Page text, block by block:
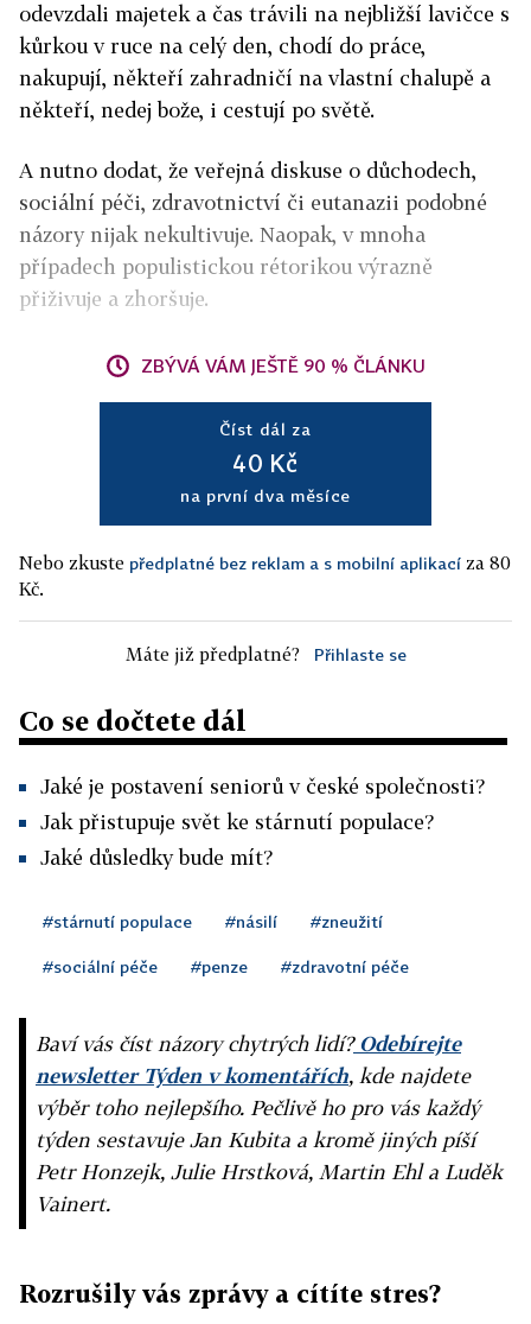
odevzdali majetek a čas trávili na nejbližší lavičce s
kůrkou v ruce na celý den, chodí do práce,
nakupují, někteří zahradničí na vlastní chalupě a
někteří, nedej bože, i cestují po světě.
A nutno dodat, že veřejná diskuse o důchodech,
sociální péči, zdravotnictví či eutanazii podobné
názory nijak nekultivuje. Naopak, v mnoha
případech populistickou rétorikou výrazně
přiživuje a zhoršuje.
ZBÝVÁ VÁM JEŠTĚ 90 % ČLÁNKU
Číst dál za
40 Kč
na první dva měsíce
Nebo zkuste předplatné bez reklam a s mobilní aplikací za 80
Kč.
Máte již předplatné? Přihlaste se
Co se dočtete dál
Jaké je postavení seniorů v české společnosti?
Jak přistupuje svět ke stárnutí populace?
Jaké důsledky bude mít?
#stárnutí populace #násilí #zneužití
#sociální péče #penze #zdravotní péče
Baví vás číst názory chytrých lidí?Odebírejte
newsletter Týden v komentářích, kde najdete
výběr toho nejlepšího. Pečlivě ho pro vás každý
týden sestavuje Jan Kubita a kromě jiných píší
Petr Honzejk, Julie Hrstková, Martin Ehl a Luděk
Vainert.
Rozrušily vás zprávy a cítíte stres?